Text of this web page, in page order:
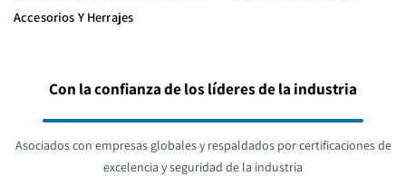
Accesorios Y Herrajes
Con la confianza de los líderes de la industria
Asociados con empresas globales y respaldados por certificaciones de
excelencia y seguridad de la industria